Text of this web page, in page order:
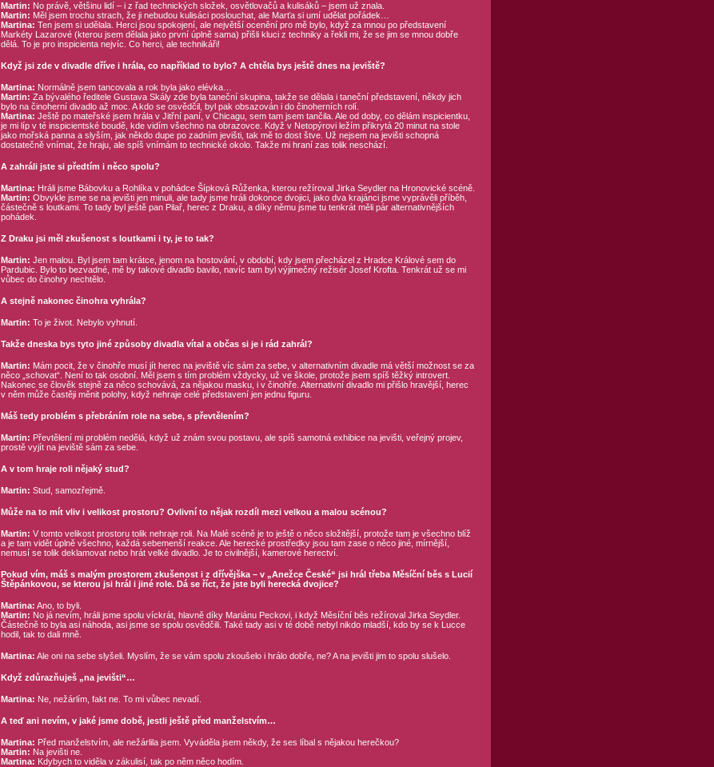
Martin: No právě, většinu lidí – i z řad technických složek, osvětlovačů a kulisáků – jsem už znala.
Martin: Měl jsem trochu strach, že ji nebudou kulisáci poslouchat, ale Marťa si umí udělat pořádek…
Martina: Ten jsem si udělala. Herci jsou spokojení, ale největší ocenění pro mě bylo, když za mnou po představení
Markéty Lazarové (kterou jsem dělala jako první úplně sama) přišli kluci z techniky a řekli mi, že se jim se mnou dobře
dělá. To je pro inspicienta nejvíc. Co herci, ale technikáři!
Když jsi zde v divadle dříve i hrála, co například to bylo? A chtěla bys ještě dnes na jeviště?
Martina: Normálně jsem tancovala a rok byla jako elévka…
Martin: Za bývalého ředitele Gustava Skály zde byla taneční skupina, takže se dělala i taneční představení, někdy jich
bylo na činoherní divadlo až moc. A kdo se osvědčil, byl pak obsazován i do činoherních rolí.
Martina: Ještě po mateřské jsem hrála v Jitřní paní, v Chicagu, sem tam jsem tančila. Ale od doby, co dělám inspicientku,
je mi líp v té inspicientské boudě, kde vidím všechno na obrazovce. Když v Netopýrovi ležím přikrytá 20 minut na stole
jako mořská panna a slyším, jak někdo dupe po zadním jevišti, tak mě to dost štve. Už nejsem na jevišti schopná
dostatečně vnímat, že hraju, ale spíš vnímám to technické okolo. Takže mi hraní zas tolik neschází.
A zahráli jste si předtím i něco spolu?
Martina: Hráli jsme Bábovku a Rohlíka v pohádce Šípková Růženka, kterou režíroval Jirka Seydler na Hronovické scéně.
Martin: Obvykle jsme se na jevišti jen minuli, ale tady jsme hráli dokonce dvojici, jako dva krajánci jsme vyprávěli příběh,
částečně s loutkami. To tady byl ještě pan Pilař, herec z Draku, a díky němu jsme tu tenkrát měli pár alternativnějších
pohádek.
Z Draku jsi měl zkušenost s loutkami i ty, je to tak?
Martin: Jen malou. Byl jsem tam krátce, jenom na hostování, v období, kdy jsem přecházel z Hradce Králové sem do
Pardubic. Bylo to bezvadné, mě by takové divadlo bavilo, navíc tam byl výjimečný režisér Josef Krofta. Tenkrát už se mi
vůbec do činohry nechtělo.
A stejně nakonec činohra vyhrála?
Martin: To je život. Nebylo vyhnutí.
Takže dneska bys tyto jiné způsoby divadla vítal a občas si je i rád zahrál?
Martin: Mám pocit, že v činohře musí jít herec na jeviště víc sám za sebe, v alternativním divadle má větší možnost se za
něco „schovat“. Není to tak osobní. Měl jsem s tím problém vždycky, už ve škole, protože jsem spíš těžký introvert.
Nakonec se člověk stejně za něco schovává, za nějakou masku, i v činohře. Alternativní divadlo mi přišlo hravější, herec
v něm může častěji měnit polohy, když nehraje celé představení jen jednu figuru.
Máš tedy problém s přebráním role na sebe, s převtělením?
Martin: Převtělení mi problém nedělá, když už znám svou postavu, ale spíš samotná exhibice na jevišti, veřejný projev,
prostě vyjít na jeviště sám za sebe.
A v tom hraje roli nějaký stud?
Martin: Stud, samozřejmě.
Může na to mít vliv i velikost prostoru? Ovlivní to nějak rozdíl mezi velkou a malou scénou?
Martin: V tomto velikost prostoru tolik nehraje roli. Na Malé scéně je to ještě o něco složitější, protože tam je všechno blíž
a je tam vidět úplně všechno, každá sebemenší reakce. Ale herecké prostředky jsou tam zase o něco jiné, mírnější,
nemusí se tolik deklamovat nebo hrát velké divadlo. Je to civilnější, kamerové herectví.
Pokud vím, máš s malým prostorem zkušenost i z dřívějška – v „Anežce České“ jsi hrál třeba Měsíční běs s Lucií
Štěpánkovou, se kterou jsi hrál i jiné role. Dá se říct, že jste byli herecká dvojice?
Martina: Ano, to byli.
Martin: No já nevím, hráli jsme spolu víckrát, hlavně díky Mariánu Peckovi, i když Měsíční běs režíroval Jirka Seydler.
Částečně to byla asi náhoda, asi jsme se spolu osvědčili. Také tady asi v té době nebyl nikdo mladší, kdo by se k Lucce
hodil, tak to dali mně.
Martina: Ale oni na sebe slyšeli. Myslím, že se vám spolu zkoušelo i hrálo dobře, ne? A na jevišti jim to spolu slušelo.
Když zdůrazňuješ „na jevišti“…
Martina: Ne, nežárlím, fakt ne. To mi vůbec nevadí.
A teď ani nevím, v jaké jsme době, jestli ještě před manželstvím…
Martina: Před manželstvím, ale nežárlila jsem. Vyváděla jsem někdy, že ses líbal s nějakou herečkou?
Martin: Na jevišti ne.
Martina: Kdybych to viděla v zákulisí, tak po něm něco hodím.